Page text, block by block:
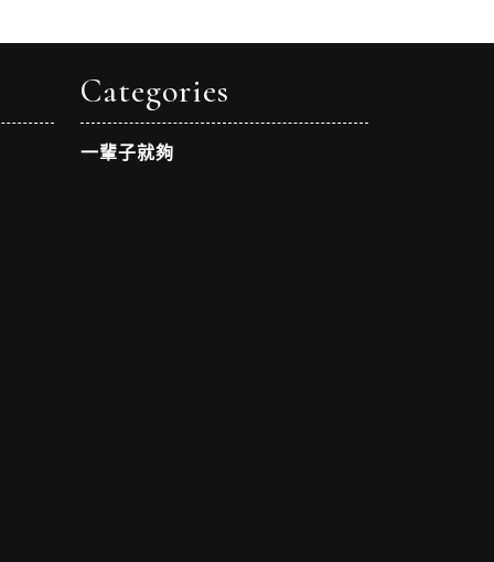
Categories
一輩子就夠